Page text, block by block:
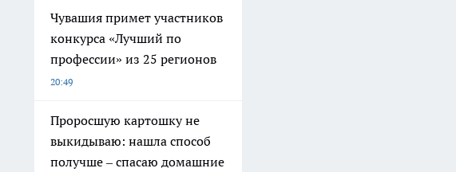
Чувашия примет участников
конкурса «Лучший по
профессии» из 25 регионов
20:49
Проросшую картошку не
выкидываю: нашла способ
получше – спасаю домашние